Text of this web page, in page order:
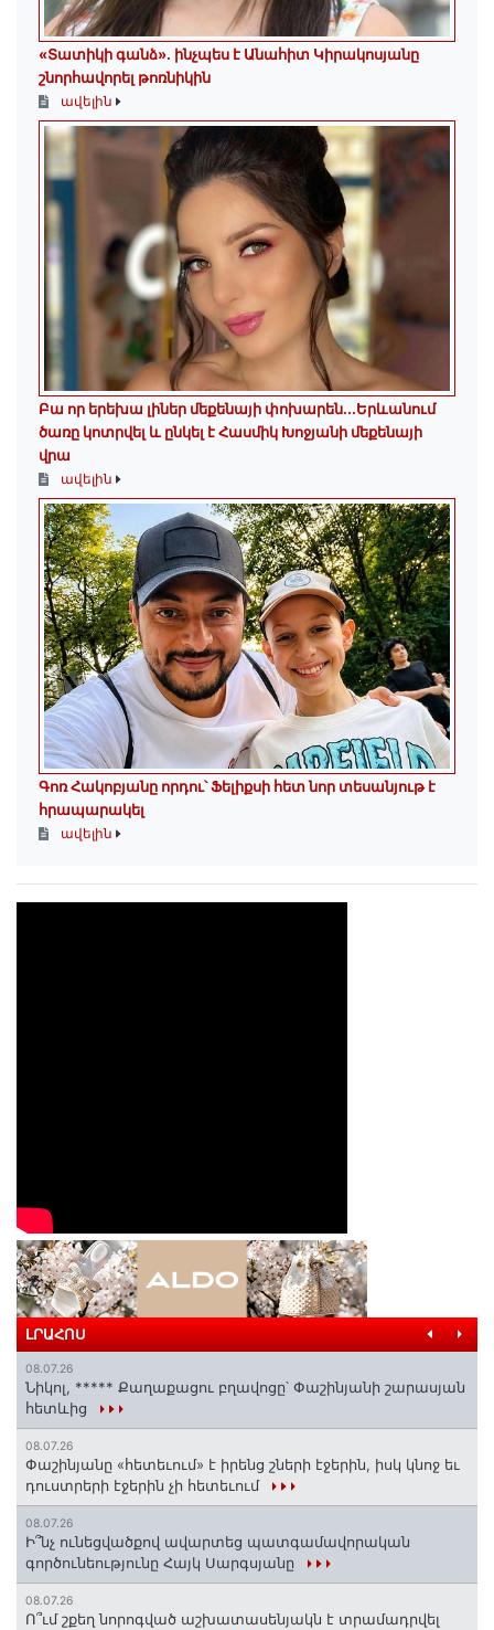
«Տատիկի գանձ». ինչպես է Անահիտ Կիրակոսյանը
շնորհավորել թոռնիկին
ավելին
Բա որ երեխա լիներ մեքենայի փոխարեն...Երևանում
ծառը կոտրվել և ընկել է Հասմիկ Խոջյանի մեքենայի
վրա
ավելին
Գոռ Հակոբյանը որդու՝ Ֆելիքսի հետ նոր տեսանյութ է
հրապարակել
ավելին
ԼՐԱՀՈՍ
08.07.26
Նիկոլ, ***** Քաղաքացու բղավոցը՝ Փաշինյանի շարասյան
հետևից
08.07.26
Փաշինյանը «հետեւում» է իրենց շների էջերին, իսկ կնոջ եւ
դուստրերի էջերին չի հետեւում
08.07.26
Ի՞նչ ունեցվածքով ավարտեց պատգամավորական
գործունեությունը Հայկ Սարգսյանը
08.07.26
Ո՞ւմ շքեղ նորոգված աշխատասենյակն է տրամադրվել